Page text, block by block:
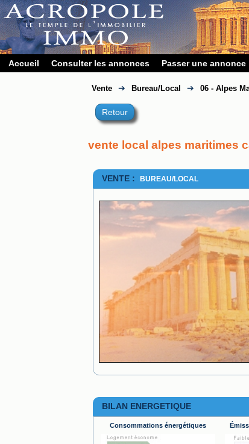
Accueil Consulter les annonces Passer une annonce
Vente ➔ Bureau/Local ➔ 06 - Alpes
Retour
vente local alpes maritimes
VENTE : BUREAU/LOCAL
BILAN ENERGETIQUE
Consommations énergétiques